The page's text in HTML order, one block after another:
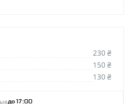
230 ₴
150 ₴
130 ₴
до 17:00